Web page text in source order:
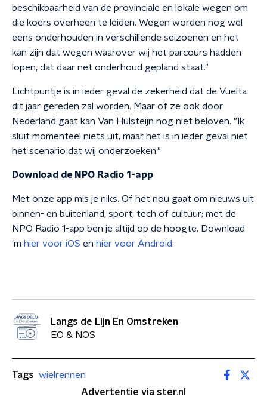
beschikbaarheid van de provinciale en lokale wegen om
die koers overheen te leiden. Wegen worden nog wel
eens onderhouden in verschillende seizoenen en het
kan zijn dat wegen waarover wij het parcours hadden
lopen, dat daar net onderhoud gepland staat."
Lichtpuntje is in ieder geval de zekerheid dat de Vuelta
dit jaar gereden zal worden. Maar of ze ook door
Nederland gaat kan Van Hulsteijn nog niet beloven. "Ik
sluit momenteel niets uit, maar het is in ieder geval niet
het scenario dat wij onderzoeken."
Download de NPO Radio 1-app
Met onze app mis je niks. Of het nou gaat om nieuws uit
binnen- en buitenland, sport, tech of cultuur; met de
NPO Radio 1-app ben je altijd op de hoogte. Download
'm hier voor iOS en hier voor Android.
Langs de Lijn En Omstreken
EO & NOS
Tags wielrennen
Advertentie via ster.nl